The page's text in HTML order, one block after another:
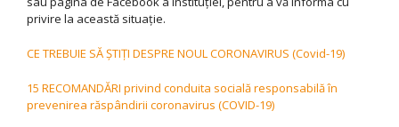
privire la această situație.
CE TREBUIE SĂ ȘTIȚI DESPRE NOUL CORONAVIRUS (Covid-19)
15 RECOMANDĂRI privind conduita socială responsabilă în
prevenirea răspândirii coronavirus (COVID-19)